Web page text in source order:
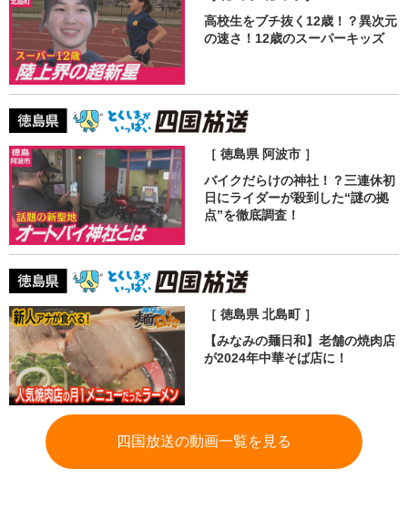
高校生をブチ抜く12歳！？異次元
の速さ！12歳のスーパーキッズ
［ 徳島県 阿波市 ］
バイクだらけの神社！？三連休初
日にライダーが殺到した“謎の拠
点”を徹底調査！
［ 徳島県 北島町 ］
【みなみの麺日和】老舗の焼肉店
が2024年中華そば店に！
四国放送の動画一覧を見る